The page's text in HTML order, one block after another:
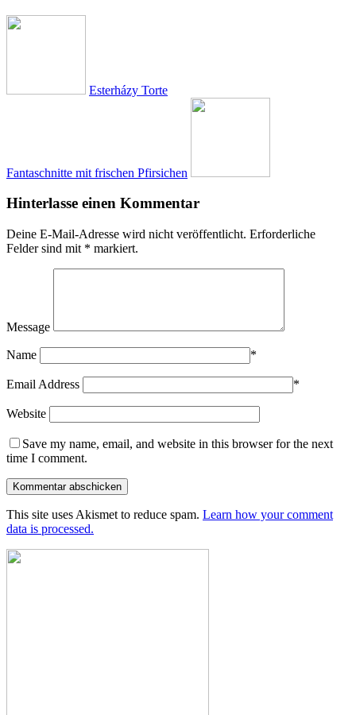
Esterházy Torte
Fantaschnitte mit frischen Pfirsichen
Hinterlasse einen Kommentar
Deine E-Mail-Adresse wird nicht veröffentlicht. Erforderliche
Felder sind mit * markiert.
Message
Name *
Email Address *
Website
Save my name, email, and website in this browser for the next
time I comment.
This site uses Akismet to reduce spam. Learn how your comment
data is processed.